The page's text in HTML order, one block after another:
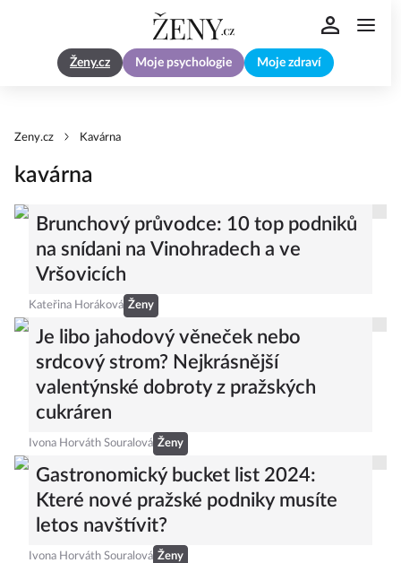
Ženy.cz Moje psychologie Moje zdraví
Zeny.cz Kavárna
kavárna
Brunchový průvodce: 10 top podniků
na snídani na Vinohradech a ve
Vršovicích
Kateřina Horáková Ženy
Je libo jahodový věneček nebo
srdcový strom? Nejkrásnější
valentýnské dobroty z pražských
cukráren
Ivona Horváth Souralová Ženy
Gastronomický bucket list 2024:
Které nové pražské podniky musíte
letos navštívit?
Ivona Horváth Souralová Ženy